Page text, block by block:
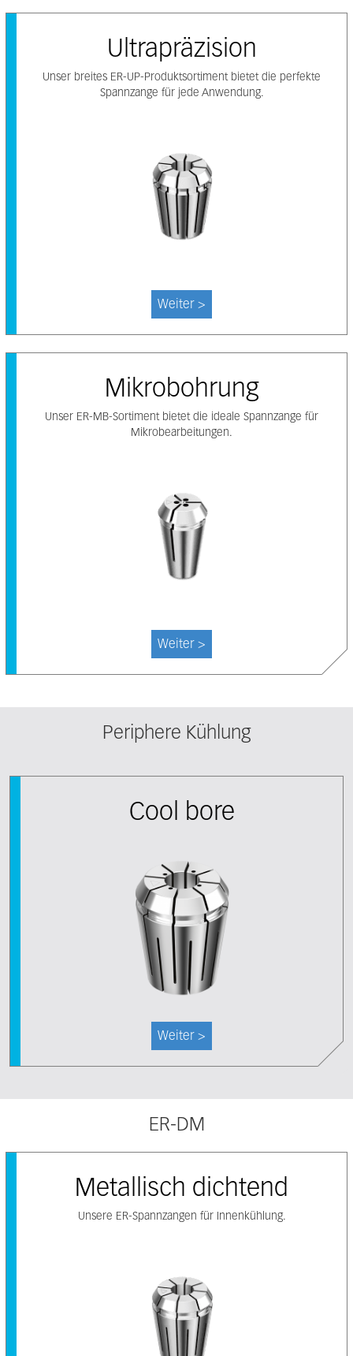
Ultrapräzision
Unser breites ER-UP-Produktsortiment bietet die perfekte
Spannzange für jede Anwendung.
Weiter >
Mikrobohrung
Unser ER-MB-Sortiment bietet die ideale Spannzange für
Mikrobearbeitungen.
Weiter >
Periphere Kühlung
Cool bore
Weiter >
ER-DM
Metallisch dichtend
Unsere ER-Spannzangen für Innenkühlung.